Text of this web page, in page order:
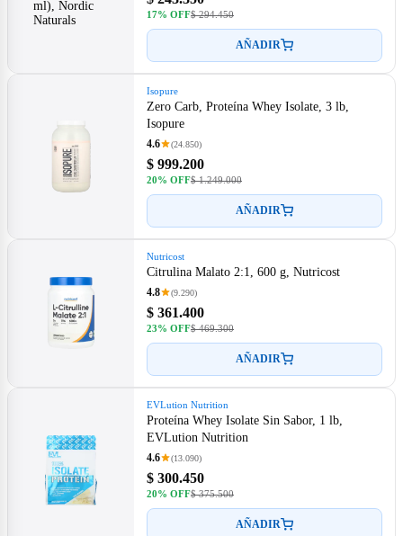
17% OFF$ 294.450
AÑADIR
Isopure
Zero Carb, Proteína Whey Isolate, 3 lb,
Isopure
4.6 (24.850)
$ 999.200
20% OFF$ 1.249.000
AÑADIR
Nutricost
Citrulina Malato 2:1, 600 g, Nutricost
4.8 (9.290)
$ 361.400
23% OFF$ 469.300
AÑADIR
EVLution Nutrition
Proteína Whey Isolate Sin Sabor, 1 lb,
EVLution Nutrition
4.6 (13.090)
$ 300.450
20% OFF$ 375.500
AÑADIR